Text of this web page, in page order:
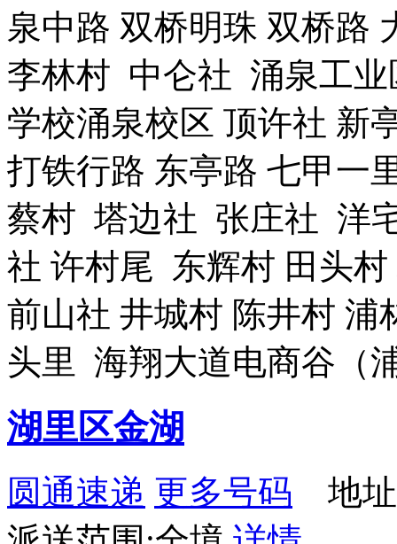
泉中路 双桥明珠 双桥路
李林村 中仑社 涌泉工业
学校涌泉校区 顶许社 新
打铁行路 东亭路 七甲一
蔡村 塔边社 张庄社 洋
社 许村尾 东辉村 田头
前山社 井城村 陈井村 浦
头里 海翔大道电商谷（
湖里区金湖
圆通速递 更多号码 地址